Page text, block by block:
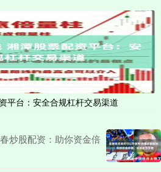
平台：安全合规杠杆交易渠道
炒股配资：助你资金倍